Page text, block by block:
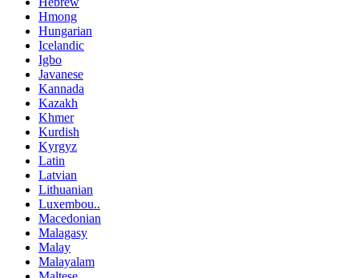
Hmong
Hungarian
Icelandic
Igbo
Javanese
Kannada
Kazakh
Khmer
Kurdish
Kyrgyz
Latin
Latvian
Lithuanian
Luxembou..
Macedonian
Malagasy
Malay
Malayalam